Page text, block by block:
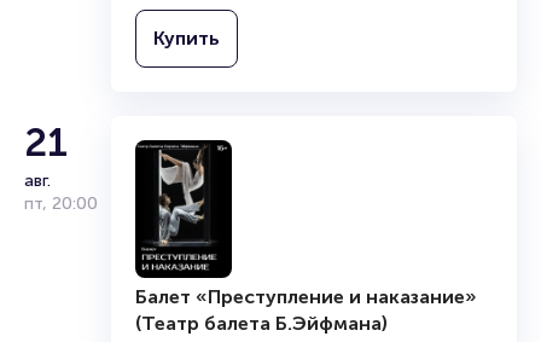
Купить
21
авг.
пт, 20:00
Балет «Преступление и наказание»
(Театр балета Б.Эйфмана)